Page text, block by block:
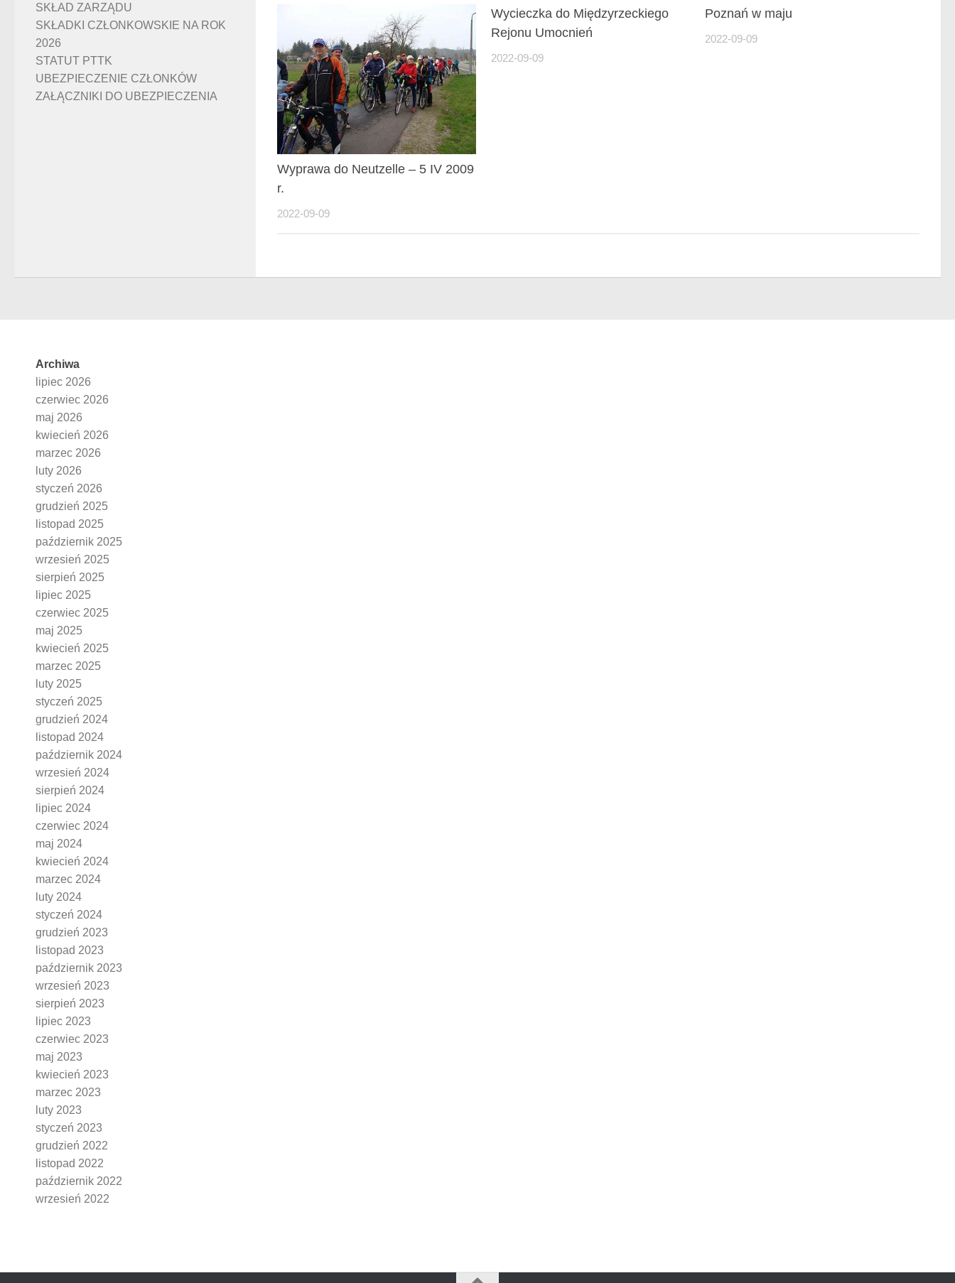
Wyprawa do Neutzelle – 5 IV 2009
r.
2022-09-09
Wycieczka do Międzyrzeckiego
Rejonu Umocnień
2022-09-09
Poznań w maju
2022-09-09
SKŁAD ZARZĄDU
SKŁADKI CZŁONKOWSKIE NA ROK
2026
STATUT PTTK
UBEZPIECZENIE CZŁONKÓW
ZAŁĄCZNIKI DO UBEZPIECZENIA
Archiwa
lipiec 2026
czerwiec 2026
maj 2026
kwiecień 2026
marzec 2026
luty 2026
styczeń 2026
grudzień 2025
listopad 2025
październik 2025
wrzesień 2025
sierpień 2025
lipiec 2025
czerwiec 2025
maj 2025
kwiecień 2025
marzec 2025
luty 2025
styczeń 2025
grudzień 2024
listopad 2024
październik 2024
wrzesień 2024
sierpień 2024
lipiec 2024
czerwiec 2024
maj 2024
kwiecień 2024
marzec 2024
luty 2024
styczeń 2024
grudzień 2023
listopad 2023
październik 2023
wrzesień 2023
sierpień 2023
lipiec 2023
czerwiec 2023
maj 2023
kwiecień 2023
marzec 2023
luty 2023
styczeń 2023
grudzień 2022
listopad 2022
październik 2022
wrzesień 2022